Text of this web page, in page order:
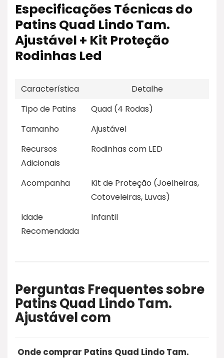
Especificações Técnicas do
Patins Quad Lindo Tam.
Ajustável + Kit Proteção
Rodinhas Led
Característica
Detalhe
Tipo de Patins
Quad (4 Rodas)
Tamanho
Ajustável
Recursos
Adicionais
Rodinhas com LED
Acompanha
Kit de Proteção (Joelheiras,
Cotoveleiras, Luvas)
Idade
Recomendada
Infantil
Perguntas Frequentes sobre
Patins Quad Lindo Tam.
Ajustável com
Onde comprar Patins Quad Lindo Tam.